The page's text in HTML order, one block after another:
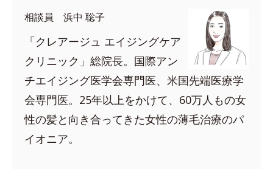
相談員 浜中 聡子
「クレアージュ エイジングケア
クリニック」総院長。国際アン
チエイジング医学会専門医、米国先端医療学
会専門医。25年以上をかけて、60万人もの女
性の髪と向き合ってきた女性の薄毛治療のパ
イオニア。